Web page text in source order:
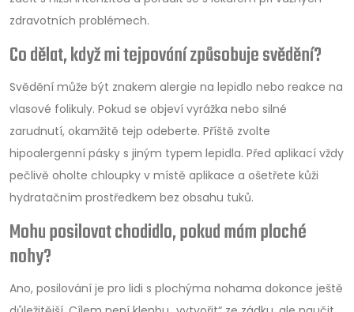
zdravotních problémech.
Co dělat, když mi tejpování způsobuje svědění?
Svědění může být znakem alergie na lepidlo nebo reakce na
vlasové folikuly. Pokud se objeví vyrážka nebo silné
zarudnutí, okamžitě tejp odeberte. Příště zvolte
hipoalergenní pásky s jiným typem lepidla. Před aplikací vždy
pečlivě oholte chloupky v místě aplikace a ošetřete kůži
hydratačním prostředkem bez obsahu tuků.
Mohu posilovat chodidlo, pokud mám ploché
nohy?
Ano, posilování je pro lidi s plochýma nohama dokonce ještě